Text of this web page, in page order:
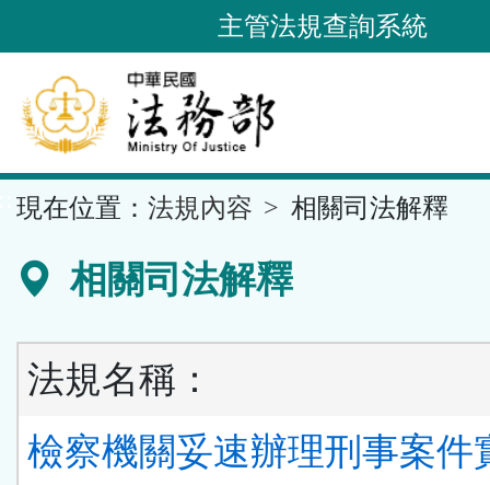
到
要
內
容
區
主管法規查詢系統
現在位置： 法規內容 相關司法解釋
相關司法解釋
法規名稱：
檢察機關妥速辦理刑事案件